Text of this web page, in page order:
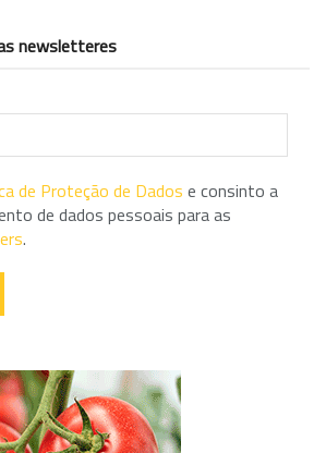
newsletteres
de Proteção de Dados e consinto a
de dados pessoais para as
.